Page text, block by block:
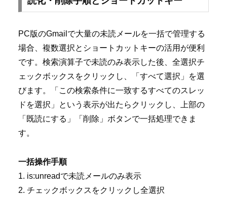
PC版のGmailで大量の未読メールを一括で管理する
場合、複数選択とショートカットキーの活用が便利
です。検索演算子で未読のみ表示した後、全選択チ
ェックボックスをクリックし、「すべて選択」を選
びます。「この検索条件に一致するすべてのスレッ
ドを選択」という表示が出たらクリックし、上部の
「既読にする」「削除」ボタンで一括処理できま
す。
一括操作手順
1. is:unreadで未読メールのみ表示
2. チェックボックスをクリックし全選択